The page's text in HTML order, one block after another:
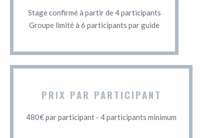
Stage confirmé à partir de 4 participants
Groupe limité à 6 participants par guide
PRIX PAR PARTICIPANT
480€ par participant - 4 participants minimum